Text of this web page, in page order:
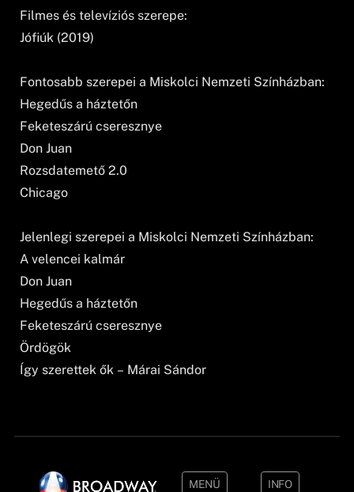
Filmes és televíziós szerepe:
Jófiúk (2019)
Fontosabb szerepei a Miskolci Nemzeti Színházban:
Hegedűs a háztetőn
Feketeszárú cseresznye
Don Juan
Rozsdatemető 2.0
Chicago
Jelenlegi szerepei a Miskolci Nemzeti Színházban:
A velencei kalmár
Don Juan
Hegedűs a háztetőn
Feketeszárú cseresznye
Ördögök
Így szerettek ők – Márai Sándor
MENÜ INFO